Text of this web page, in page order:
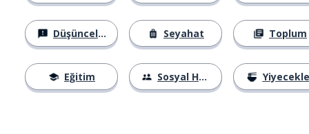
Düşünceler
Eğitim
Seyahat
Sosyal Hayat
Toplum